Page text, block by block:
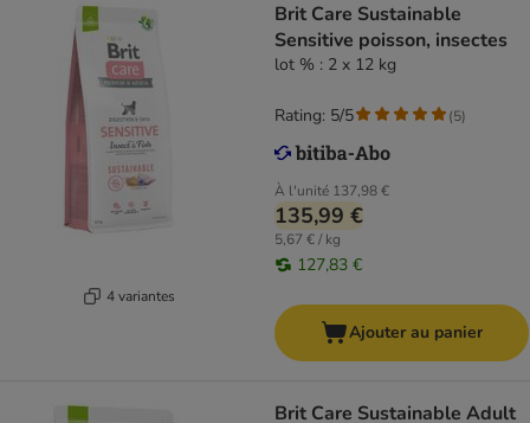
4 variantes
Brit Care Sustainable
Sensitive poisson, insectes
lot % : 2 x 12 kg
À l'unité 137,98 €
135,99 €
5,67 € / kg
127,83 €
Rating: 5/5 (5)
Ajouter au panier
Brit Care Sustainable Adult